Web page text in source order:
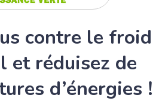
contre le froid
et réduisez de
d’énergies !